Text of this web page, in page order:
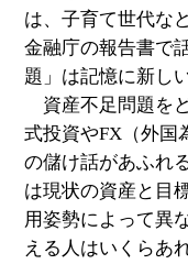
は、子育て世代な
金融庁の報告書で
題」は記憶に新しい
資産不足問題を
式投資やFX（外国
の儲け話があふれ
は現状の資産と目
用姿勢によって異
える人はいくらあ